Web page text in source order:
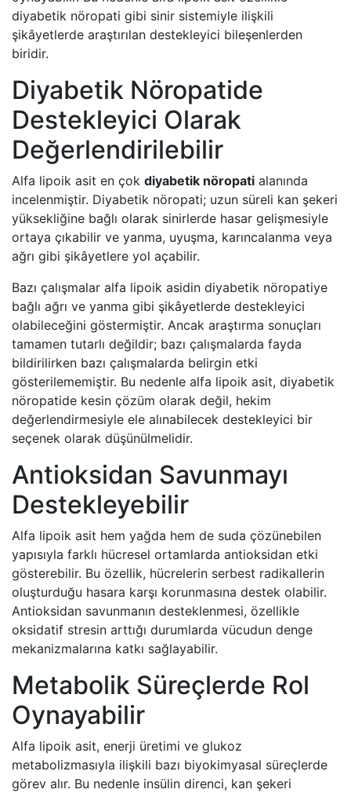
diyabetik nöropati gibi sinir sistemiyle ilişkili
şikâyetlerde araştırılan destekleyici bileşenlerden
biridir.
Diyabetik Nöropatide
Destekleyici Olarak
Değerlendirilebilir
Alfa lipoik asit en çok diyabetik nöropati alanında
incelenmiştir. Diyabetik nöropati; uzun süreli kan şekeri
yüksekliğine bağlı olarak sinirlerde hasar gelişmesiyle
ortaya çıkabilir ve yanma, uyuşma, karıncalanma veya
ağrı gibi şikâyetlere yol açabilir.
Bazı çalışmalar alfa lipoik asidin diyabetik nöropatiye
bağlı ağrı ve yanma gibi şikâyetlerde destekleyici
olabileceğini göstermiştir. Ancak araştırma sonuçları
tamamen tutarlı değildir; bazı çalışmalarda fayda
bildirilirken bazı çalışmalarda belirgin etki
gösterilememiştir. Bu nedenle alfa lipoik asit, diyabetik
nöropatide kesin çözüm olarak değil, hekim
değerlendirmesiyle ele alınabilecek destekleyici bir
seçenek olarak düşünülmelidir.
Antioksidan Savunmayı
Destekleyebilir
Alfa lipoik asit hem yağda hem de suda çözünebilen
yapısıyla farklı hücresel ortamlarda antioksidan etki
gösterebilir. Bu özellik, hücrelerin serbest radikallerin
oluşturduğu hasara karşı korunmasına destek olabilir.
Antioksidan savunmanın desteklenmesi, özellikle
oksidatif stresin arttığı durumlarda vücudun denge
mekanizmalarına katkı sağlayabilir.
Metabolik Süreçlerde Rol
Oynayabilir
Alfa lipoik asit, enerji üretimi ve glukoz
metabolizmasıyla ilişkili bazı biyokimyasal süreçlerde
görev alır. Bu nedenle insülin direnci, kan şekeri